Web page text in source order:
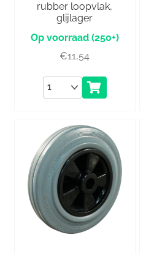
rubber loopvlak,
glijlager
(250+)
€11,54
Aantal